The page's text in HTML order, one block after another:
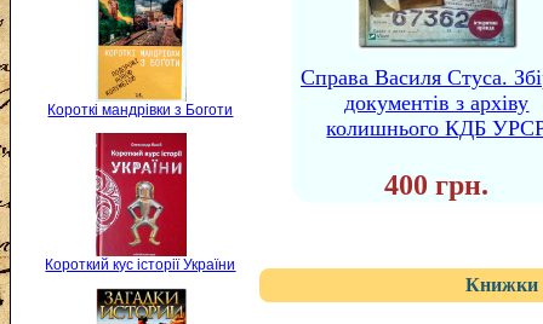
Короткі мандрівки з Боготи
Короткий кус історії України
Справа Василя Стуса.
документів з архіву
колишнього КДБ
400 грн.
Книжки